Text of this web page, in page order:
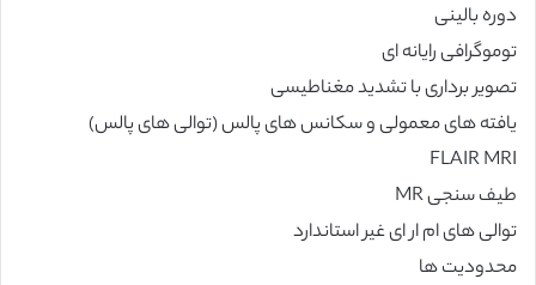
دوره بالینی
توموگرافی رایانه ای
تصویر برداری با تشدید مغناطیسی
یافته های معمولی و سکانس های پالس (توالی های پالس)
FLAIR MRI
طیف سنجی MR
توالی های ام ار ای غیر استاندارد
محدودیت ها